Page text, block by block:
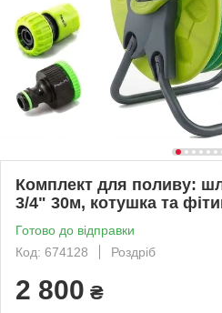
Комплект для поливу:
3/4" 30м, котушка та
Готово до відправки
Код: 674128
Роздріб
2 800 ₴